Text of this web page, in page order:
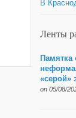
В
Ленты
Памятка
«серой»
on 05/08/